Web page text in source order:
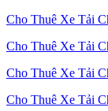
Cho Thuê Xe Tải
Cho Thuê Xe Tải
Cho Thuê Xe Tải
Cho Thuê Xe Tải